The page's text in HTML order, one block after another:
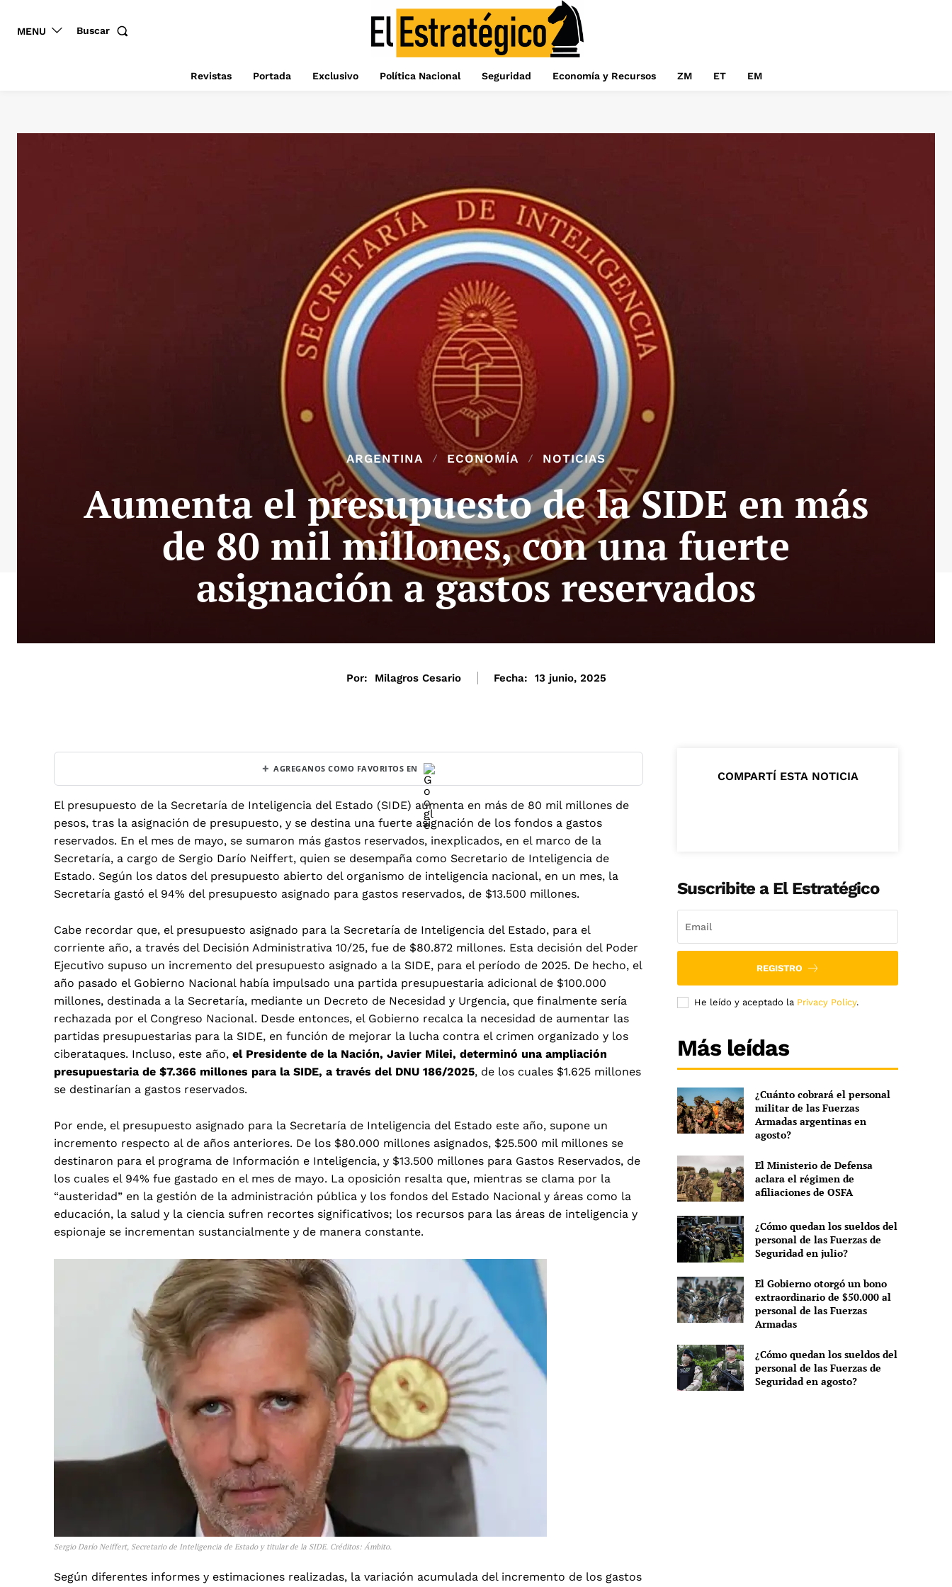
MENU Buscar
Revistas Portada Exclusivo Política Nacional Seguridad Economía y Recursos ZM ET EM
ARGENTINA ECONOMÍA NOTICIAS
Aumenta el presupuesto de la SIDE en más
de 80 mil millones, con una fuerte
asignación a gastos reservados
Por: Milagros Cesario Fecha: 13 junio, 2025
+ AGREGANOS COMO FAVORITOS EN
El presupuesto de la Secretaría de Inteligencia del Estado (SIDE) aumenta en más de 80 mil millones de
pesos, tras la asignación de presupuesto, y se destina una fuerte asignación de los fondos a gastos
reservados. En el mes de mayo, se sumaron más gastos reservados, inexplicados, en el marco de la
Secretaría, a cargo de Sergio Darío Neiffert, quien se desempaña como Secretario de Inteligencia de
Estado. Según los datos del presupuesto abierto del organismo de inteligencia nacional, en un mes, la
Secretaría gastó el 94% del presupuesto asignado para gastos reservados, de $13.500 millones.
Cabe recordar que, el presupuesto asignado para la Secretaría de Inteligencia del Estado, para el
corriente año, a través del Decisión Administrativa 10/25, fue de $80.872 millones. Esta decisión del Poder
Ejecutivo supuso un incremento del presupuesto asignado a la SIDE, para el período de 2025. De hecho, el
año pasado el Gobierno Nacional había impulsado una partida presupuestaria adicional de $100.000
millones, destinada a la Secretaría, mediante un Decreto de Necesidad y Urgencia, que finalmente sería
rechazada por el Congreso Nacional. Desde entonces, el Gobierno recalca la necesidad de aumentar las
partidas presupuestarias para la SIDE, en función de mejorar la lucha contra el crimen organizado y los
ciberataques. Incluso, este año, el Presidente de la Nación, Javier Milei, determinó una ampliación
presupuestaria de $7.366 millones para la SIDE, a través del DNU 186/2025, de los cuales $1.625 millones
se destinarían a gastos reservados.
Por ende, el presupuesto asignado para la Secretaría de Inteligencia del Estado este año, supone un
incremento respecto al de años anteriores. De los $80.000 millones asignados, $25.500 mil millones se
destinaron para el programa de Información e Inteligencia, y $13.500 millones para Gastos Reservados, de
los cuales el 94% fue gastado en el mes de mayo. La oposición resalta que, mientras se clama por la
“austeridad” en la gestión de la administración pública y los fondos del Estado Nacional y áreas como la
educación, la salud y la ciencia sufren recortes significativos; los recursos para las áreas de inteligencia y
espionaje se incrementan sustancialmente y de manera constante.
Sergio Darío Neiffert, Secretario de Inteligencia de Estado y titular de la SIDE. Créditos: Ámbito.
Según diferentes informes y estimaciones realizadas, la variación acumulada del incremento de los gastos
COMPARTÍ ESTA NOTICIA
Suscribite a El Estratégico
REGISTRO
He leído y aceptado la Privacy Policy.
Más leídas
¿Cuánto cobrará el personal
militar de las Fuerzas
Armadas argentinas en
agosto?
El Ministerio de Defensa
aclara el régimen de
afiliaciones de OSFA
¿Cómo quedan los sueldos del
personal de las Fuerzas de
Seguridad en julio?
El Gobierno otorgó un bono
extraordinario de $50.000 al
personal de las Fuerzas
Armadas
¿Cómo quedan los sueldos del
personal de las Fuerzas de
Seguridad en agosto?